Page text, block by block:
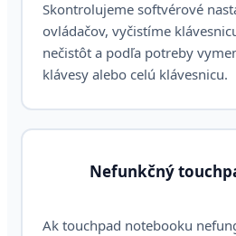
Skontrolujeme softvérové
ovládačov, vyčistíme
nečistôt a podľa potreby
klávesy alebo celú klávesnicu.
Nefunkčný
Ak touchpad notebooku